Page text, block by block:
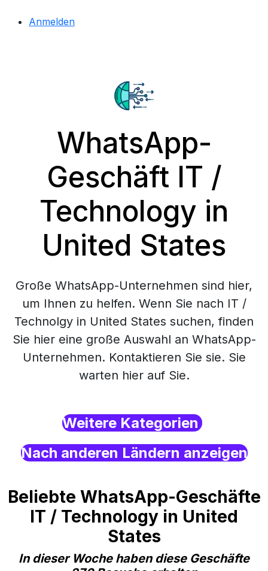
Anmelden
WhatsApp-
Geschäft IT /
Technology in
United States
Große WhatsApp-Unternehmen sind hier,
um Ihnen zu helfen. Wenn Sie nach IT /
Technolgy in United States suchen, finden
Sie hier eine große Auswahl an WhatsApp-
Unternehmen. Kontaktieren Sie sie. Sie
warten hier auf Sie.
Weitere Kategorien
Nach anderen Ländern anzeigen
Beliebte WhatsApp-Geschäfte
IT / Technology in United
States
In dieser Woche haben diese Geschäfte